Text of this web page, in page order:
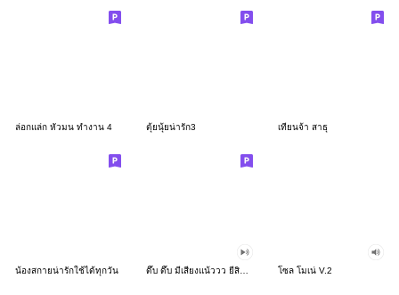
ล่อกแล่ก หัวมน ทำงาน 4 ตุ้ยนุ้ยน่ารัก3 เทียนจ้า สาธุ
น้องสกายน่ารักใช้ได้ทุกวัน ดึ๊บ ดึ๊บ มีเสียงแน้ววว ยี่สิบสอง โซล โมเน่ V.2